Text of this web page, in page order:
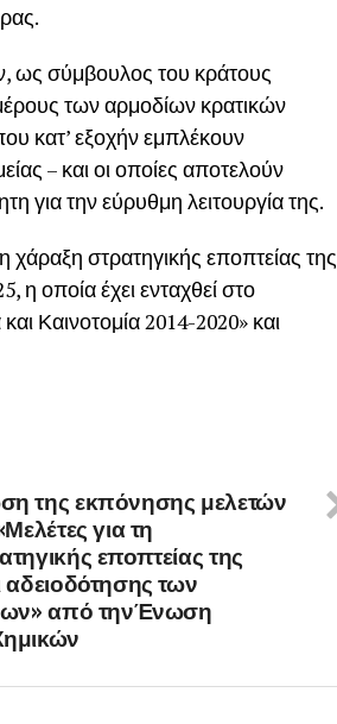
ως σύμβουλος του κράτους
των αρμοδίων κρατικών
κατ’ εξοχήν εμπλέκουν
– και οι οποίες αποτελούν
για την εύρυθμη λειτουργία της.
χάραξη στρατηγικής εποπτείας της
η οποία έχει ενταχθεί στο
Καινοτομία 2014-2020» και
της εκπόνησης μελετών
για τη
εποπτείας της
των
από τηνΈνωση